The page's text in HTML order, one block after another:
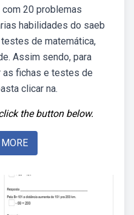
com 20 problemas
habilidades do saeb
de matemática,
Assim sendo, para
fichas e testes de
clicar na.
the button below.